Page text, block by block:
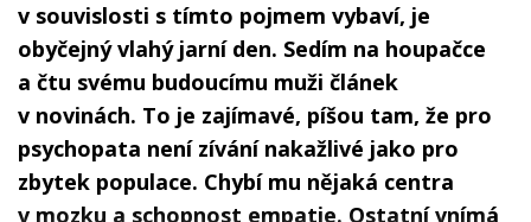
v souvislosti s tímto pojmem vybaví, je
obyčejný vlahý jarní den. Sedím na houpačce
a čtu svému budoucímu muži článek
v novinách. To je zajímavé, píšou tam, že pro
psychopata není zívání nakažlivé jako pro
zbytek populace. Chybí mu nějaká centra
v mozku a schopnost empatie. Ostatní vnímá